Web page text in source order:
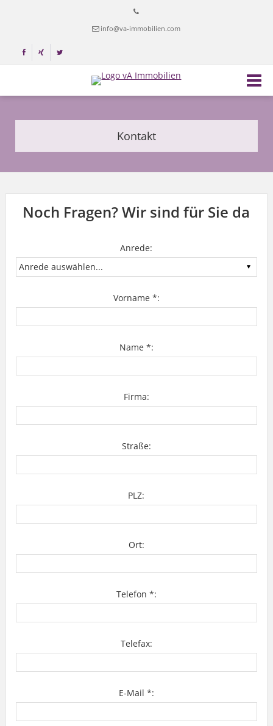
info@va-immobilien.com
Kontakt
Noch Fragen? Wir sind für Sie da
Anrede:
Vorname *:
Name *:
Firma:
Straße:
PLZ:
Ort:
Telefon *:
Telefax:
E-Mail *: